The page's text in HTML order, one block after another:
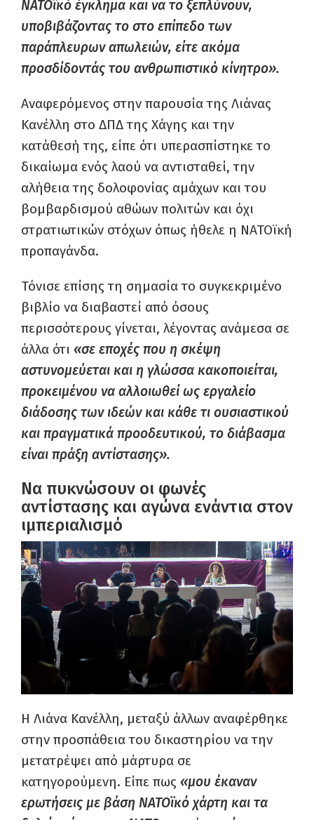
ΝΑΤΟϊκό έγκλημα και να το ξεπλύνουν,
υποβιβάζοντας το στο επίπεδο των
παράπλευρων απωλειών, είτε ακόμα
προσδίδοντάς του ανθρωπιστικό κίνητρο».
Αναφερόμενος στην παρουσία της Λιάνας
Κανέλλη στο ΔΠΔ της Χάγης και την
κατάθεσή της, είπε ότι υπερασπίστηκε το
δικαίωμα ενός λαού να αντισταθεί, την
αλήθεια της δολοφονίας αμάχων και του
βομβαρδισμού αθώων πολιτών και όχι
στρατιωτικών στόχων όπως ήθελε η ΝΑΤΟϊκή
προπαγάνδα.
Τόνισε επίσης τη σημασία το συγκεκριμένο
βιβλίο να διαβαστεί από όσους
περισσότερους γίνεται, λέγοντας ανάμεσα σε
άλλα ότι «σε εποχές που η σκέψη
αστυνομεύεται και η γλώσσα κακοποιείται,
προκειμένου να αλλοιωθεί ως εργαλείο
διάδοσης των ιδεών και κάθε τι ουσιαστικού
και πραγματικά προοδευτικού, το διάβασμα
είναι πράξη αντίστασης».
Να πυκνώσουν οι φωνές
αντίστασης και αγώνα ενάντια στον
ιμπεριαλισμό
Η Λιάνα Κανέλλη, μεταξύ άλλων αναφέρθηκε
στην προσπάθεια του δικαστηρίου να την
μετατρέψει από μάρτυρα σε
κατηγορούμενη. Είπε πως «μου έκαναν
ερωτήσεις με βάση ΝΑΤΟϊκό χάρτη και τα